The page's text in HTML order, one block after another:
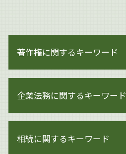
著作権に関するキーワード
著作権 訴える
著作権侵害 知らずに
著作権とは 音楽
著作権 注意書き 例文
企業法務に関するキーワード
事業承継とは
相続に関するキーワード